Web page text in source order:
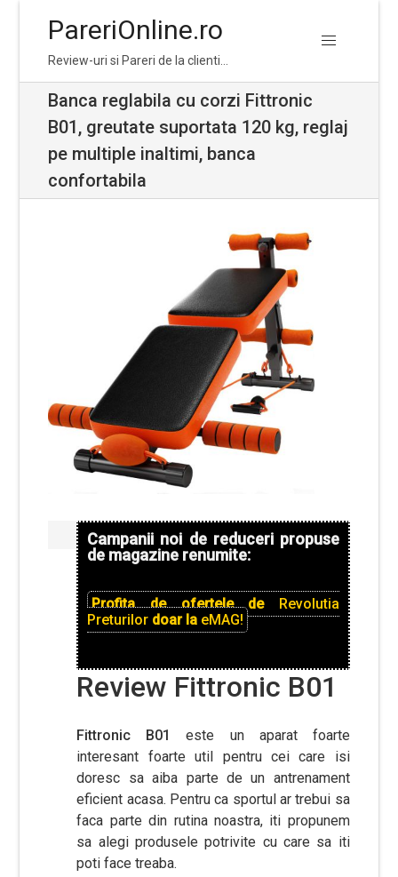
navigation
content
PareriOnline.ro
Review-uri si Pareri de la clienti…
Banca reglabila cu corzi Fittronic
B01, greutate suportata 120 kg, reglaj
pe multiple inaltimi, banca
confortabila
Campanii noi de reduceri propuse
de magazine renumite:
Profita de ofertele de Revolutia
Preturilor doar la eMAG!
Review Fittronic B01
Fittronic B01este un aparat foarte
interesant foarte util pentru cei care isi
doresc sa aiba parte de un antrenament
eficient acasa. Pentru ca sportul ar trebui sa
faca parte din rutina noastra, iti propunem
sa alegi produsele potrivite cu care sa iti
poti face treaba.